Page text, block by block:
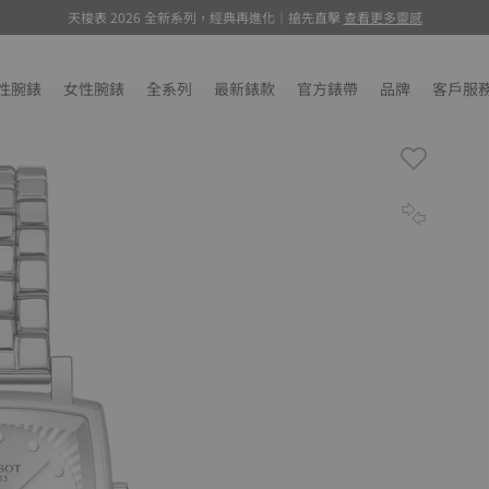
天梭表 2026 全新系列，經典再進化｜搶先直擊 查看更多靈感
腕錶 女性腕錶 全系列 最新錶款 官方錶帶 品牌 客戶服